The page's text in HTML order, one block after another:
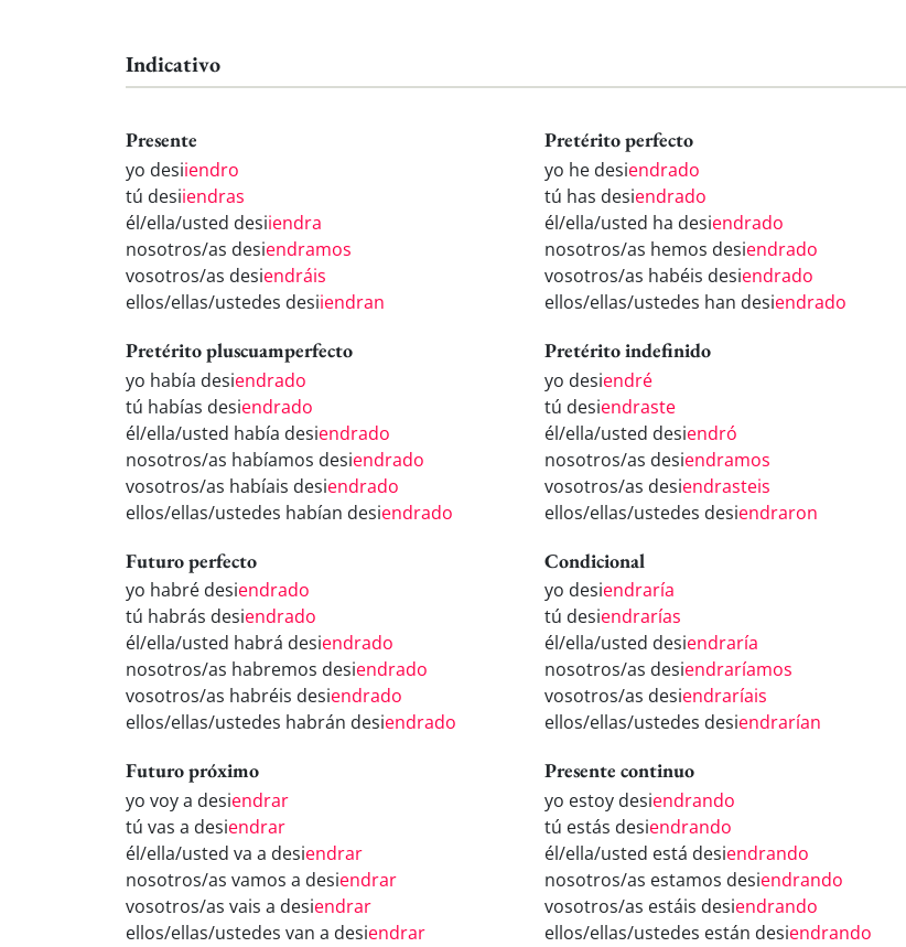
Indicativo
Presente
yo desiiendro
tú desiiendras
él/ella/usted desiiendra
nosotros/as desiendramos
vosotros/as desiendráis
ellos/ellas/ustedes desiiendran
Pretérito perfecto
yo he desiendrado
tú has desiendrado
él/ella/usted ha desiendrado
nosotros/as hemos desiendrado
vosotros/as habéis desiendrado
ellos/ellas/ustedes han desiendrado
Pretérito pluscuamperfecto
yo había desiendrado
tú habías desiendrado
él/ella/usted había desiendrado
nosotros/as habíamos desiendrado
vosotros/as habíais desiendrado
ellos/ellas/ustedes habían desiendrado
Pretérito indefinido
yo desiendré
tú desiendraste
él/ella/usted desiendró
nosotros/as desiendramos
vosotros/as desiendrasteis
ellos/ellas/ustedes desiendraron
Futuro perfecto
yo habré desiendrado
tú habrás desiendrado
él/ella/usted habrá desiendrado
nosotros/as habremos desiendrado
vosotros/as habréis desiendrado
ellos/ellas/ustedes habrán desiendrado
Condicional
yo desiendraría
tú desiendrarías
él/ella/usted desiendraría
nosotros/as desiendraríamos
vosotros/as desiendraríais
ellos/ellas/ustedes desiendrarían
Futuro próximo
yo voy a desiendrar
tú vas a desiendrar
él/ella/usted va a desiendrar
nosotros/as vamos a desiendrar
vosotros/as vais a desiendrar
ellos/ellas/ustedes van a desiendrar
Presente continuo
yo estoy desiendrando
tú estás desiendrando
él/ella/usted está desiendrando
nosotros/as estamos desiendrando
vosotros/as estáis desiendrando
ellos/ellas/ustedes están desiendrando